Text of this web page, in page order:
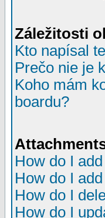
Záležitosti
Kto napísal
Prečo nie je
Koho mám
boardu?
How do I
How do I
How do I
How do I